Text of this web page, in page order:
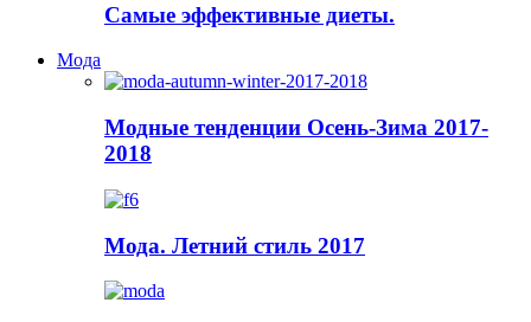
Самые эффективные диеты.
Мода
Модные тенденции Осень-Зима 2017-
2018
Мода. Летний стиль 2017